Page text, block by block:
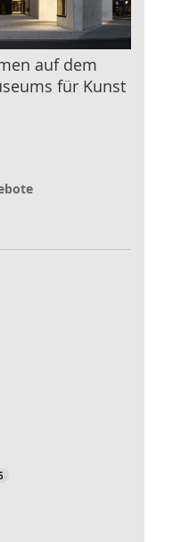
auf dem
für Kunst